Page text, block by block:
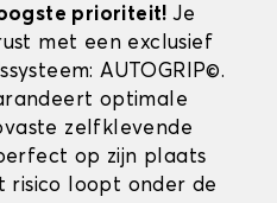
prioriteit!Je
met een exclusief
AUTOGRIP©.
optimale
zelfklevende
op zijn plaats
risico loopt onder de